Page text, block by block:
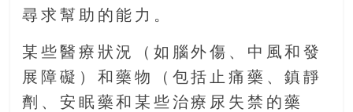
尋求幫助的能力。
某些醫療狀況（如腦外傷、中風和發
展障礙）和藥物（包括止痛藥、鎮靜
劑、安眠藥和某些治療尿失禁的藥